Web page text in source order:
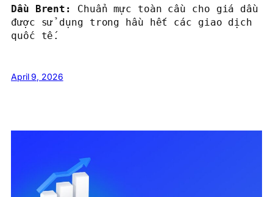
Dầu Brent: Chuẩn mực toàn cầu cho giá dầu
được sử dụng trong hầu hết các giao dịch
quốc tế.
April 9, 2026